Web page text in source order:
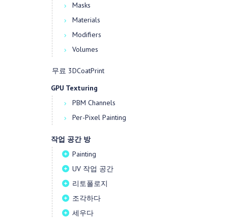
Masks
Materials
Modifiers
Volumes
무료 3DCoatPrint
GPU Texturing
PBM Channels
Per-Pixel Painting
작업 공간 방
Painting
UV 작업 공간
리토폴로지
조각하다
세우다